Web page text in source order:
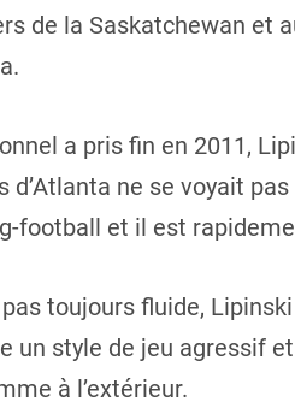
de la Saskatchewan et
a pris fin en 2011,
ne se voyait
football et il est
toujours fluide,
un style de jeu agressif
à l’extérieur.